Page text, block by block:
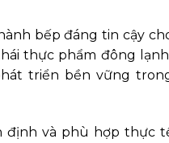
bếp đáng tin cậy
thực phẩm đông
triển bền vững
định và phù hợp thực